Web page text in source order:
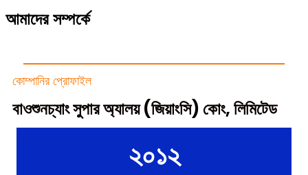
আমাদের সম্পর্কে
কোম্পানির প্রোফাইল
বাওশুনচ্যাং সুপার অ্যালয় (জিয়াংসি) কোং, লিমিটেড
২০১২